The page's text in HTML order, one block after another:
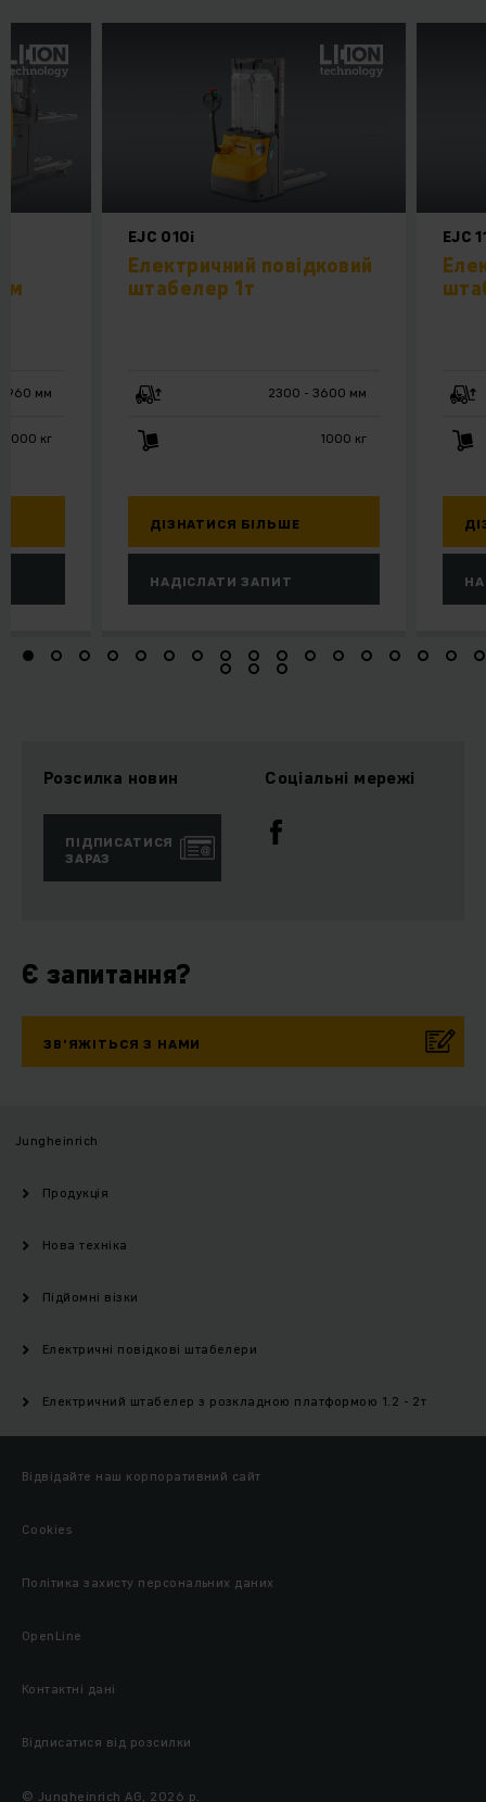
EJC 010i
Електричний повідковий
штабелер 1т
2300 - 3600 мм
1000 кг
ДІЗНАТИСЯ БІЛЬШЕ
НАДІСЛАТИ ЗАПИТ
EJC
мм
2000 кг
Розсилка новин
ПІДПИСАТИСЯ
ЗАРАЗ
Соціальні мережі
Є запитання?
ЗВ’ЯЖІТЬСЯ З НАМИ
Jungheinrich
Продукція
Нова техніка
Підйомні візки
Електричні повідкові штабелери
Електричний штабелер з розкладною платформою 1.2 - 2т
Відвідайте наш корпоративний сайт
Cookies
Політика захисту персональних даних
OpenLine
Контактні дані
Відписатися від розсилки
© Jungheinrich AG, 2026 р.